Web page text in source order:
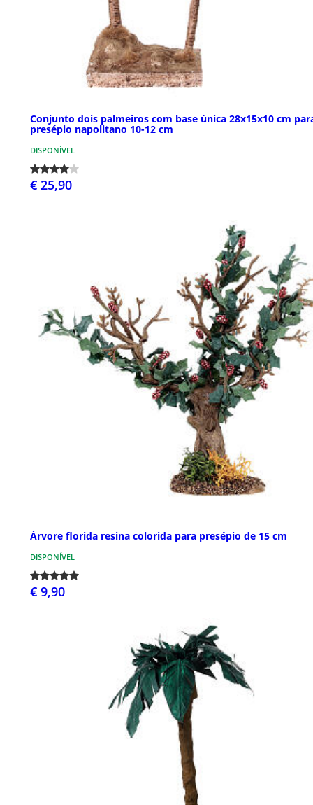
Conjunto dois palmeiros com base única 28x15x10 cm
presépio napolitano 10-12 cm
DISPONÍVEL
€ 25,90
Árvore florida resina colorida para presépio de 15 cm
DISPONÍVEL
€ 9,90